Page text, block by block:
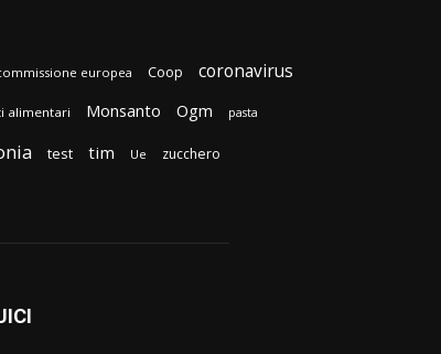
europea Coop coronavirus
alimentari Monsanto Ogm pasta
test tim Ue zucchero